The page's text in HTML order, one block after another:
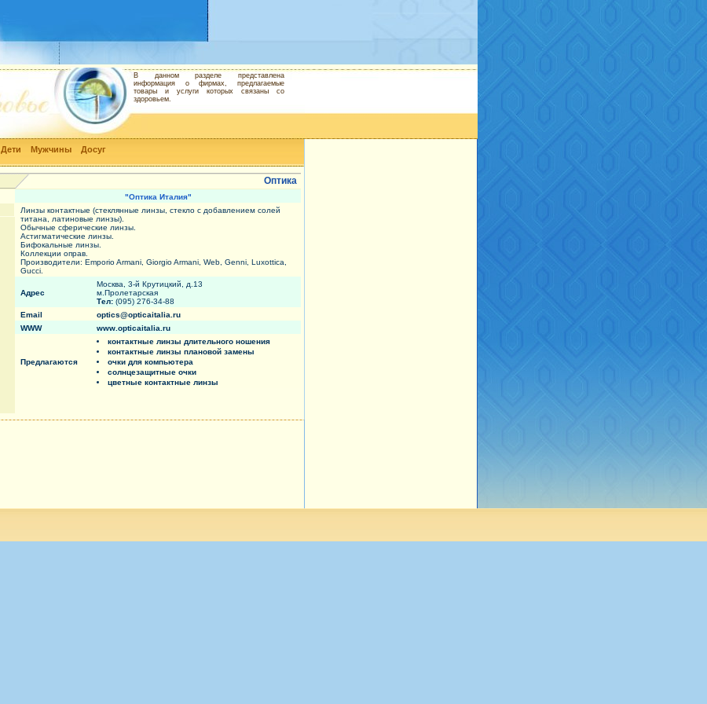
Дети Мужчины Досуг
В данном разделе представлена
информация о фирмах, предлагаемые
товары и услуги которых связаны со
здоровьем.
Оптика
"Оптика Италия"
Линзы контактные (стеклянные линзы, стекло с добавлением солей
титана, латиновые линзы).
Обычные сферические линзы.
Астигматические линзы.
Бифокальные линзы.
Коллекции оправ.
Производители: Emporio Armani, Giorgio Armani, Web, Genni, Luxottica,
Gucci.
Адрес
Москва, 3-й Крутицкий, д.13
м.Пролетарская
Тел: (095) 276-34-88
Email
optics@opticaitalia.ru
WWW
www.opticaitalia.ru
Предлагаются
контактные линзы длительного ношения
контактные линзы плановой замены
очки для компьютера
солнцезащитные очки
цветные контактные линзы